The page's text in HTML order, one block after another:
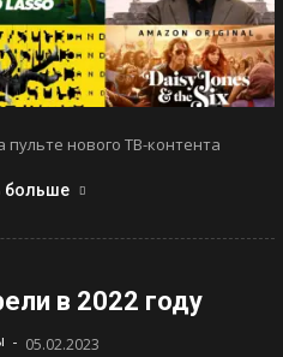
нового ТВ-контента
больше
в 2022 году
- 05.02.2023